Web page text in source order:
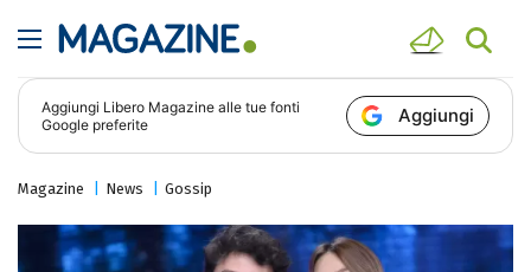
Aggiungi Libero Magazine alle tue fonti
Google preferite
Aggiungi
Magazine News Gossip